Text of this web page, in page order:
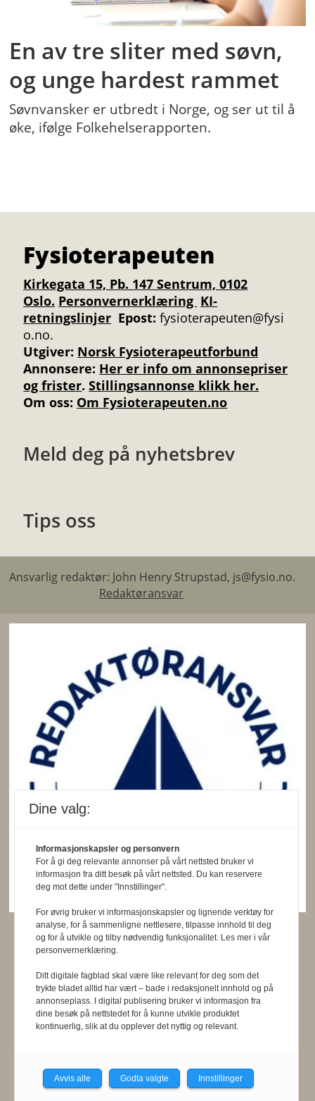
En av tre sliter med søvn,
og unge hardest rammet
Søvnvansker er utbredt i Norge, og ser ut til å
øke, ifølge Folkehelserapporten.
Fysioterapeuten
Kirkegata 15, Pb. 147 Sentrum, 0102
Oslo. Personvernerklæring KI-
retningslinjer Epost: fysioterapeuten@fysi
o.no.
Utgiver: Norsk Fysioterapeutforbund
Annonsere: Her er info om annonsepriser
og frister.Stillingsannonse klikk her.
Om oss: Om Fysioterapeuten.no
Meld deg på nyhetsbrev
Tips oss
Ansvarlig redaktør: John Henry Strupstad, js@fysio.no.
Redaktøransvar
Fysioterapeuten redigeres etter
Dine valg:
Informasjonskapsler og personvern
For å gi deg relevante annonser på vårt nettsted bruker vi
informasjon fra ditt besøk på vårt nettsted. Du kan reservere
deg mot dette under "Innstillinger".
For øvrig bruker vi informasjonskapsler og lignende verktøy for
analyse, for å sammenligne nettlesere, tilpasse innhold til deg
og for å utvikle og tilby nødvendig funksjonalitet. Les mer i vår
personvernerklæring.
Ditt digitale fagblad skal være like relevant for deg som det
trykte bladet alltid har vært – bade i redaksjonelt innhold og på
annonseplass. I digital publisering bruker vi informasjon fra
dine besøk på nettstedet for å kunne utvikle produktet
kontinuerlig, slik at du opplever det nyttig og relevant.
Avvis alle Godta valgte Innstillinger